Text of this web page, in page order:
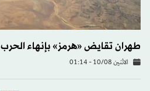
طهران تقايض «هرمز» بإنهاء الحرب
الاثنين 10/08 - 01:14